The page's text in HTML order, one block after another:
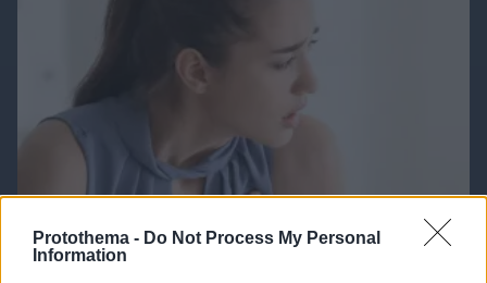
Protothema - Do Not Process My Personal
Information